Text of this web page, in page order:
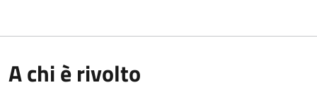
A chi è rivolto